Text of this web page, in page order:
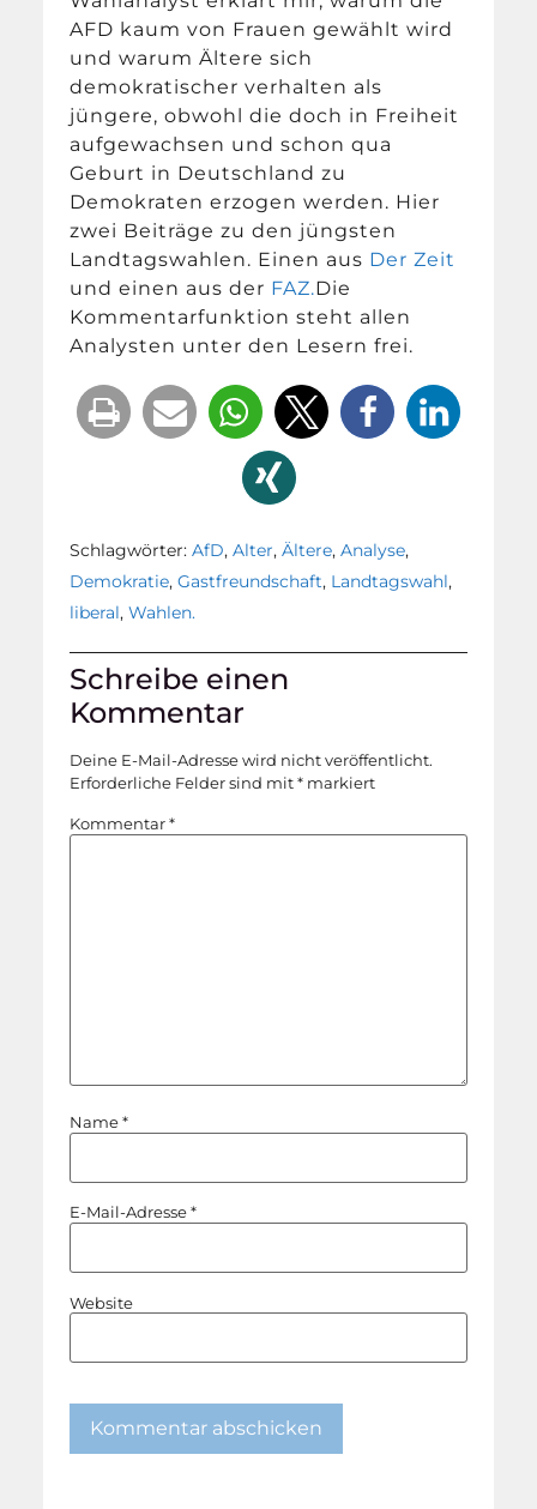
AFD kaum von Frauen gewählt wird
und warum Ältere sich
demokratischer verhalten als
jüngere, obwohl die doch in Freiheit
aufgewachsen und schon qua
Geburt in Deutschland zu
Demokraten erzogen werden. Hier
zwei Beiträge zu den jüngsten
Landtagswahlen. Einen aus Der Zeit
und einen aus der FAZ.Die
Kommentarfunktion steht allen
Analysten unter den Lesern frei.
Schlagwörter:AfD,Alter,Ältere,Analyse,
Demokratie,Gastfreundschaft, Landtagswahl,
liberal,Wahlen.
Schreibe einen
Kommentar
Deine E-Mail-Adresse wird nicht veröffentlicht.
Erforderliche Felder sind mit* markiert
Kommentar*
Name*
E-Mail-Adresse*
Website